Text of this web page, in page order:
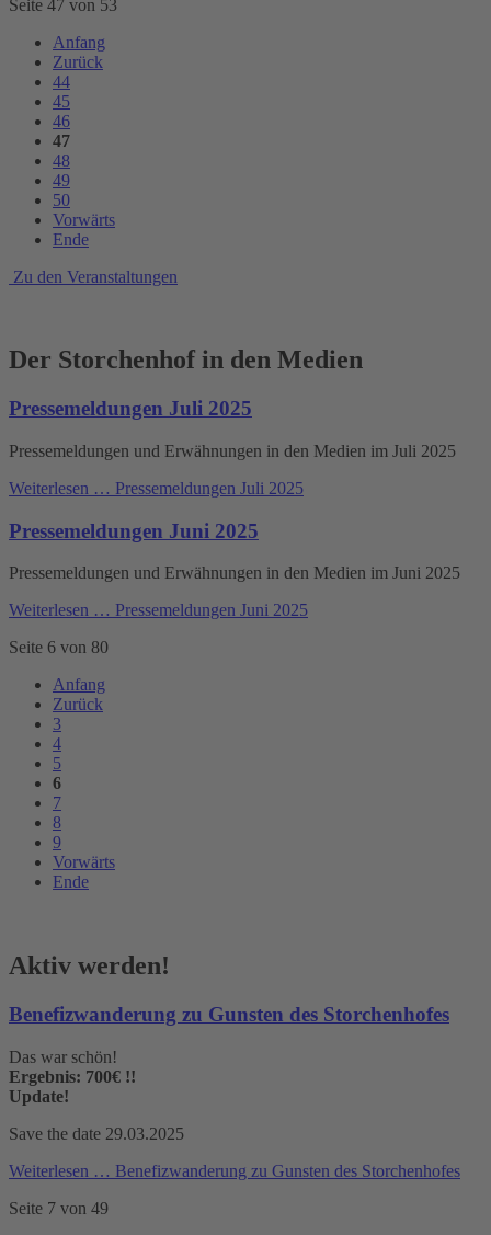
Seite 47 von 53
Anfang
Zurück
44
45
46
47
48
49
50
Vorwärts
Ende
Zu den Veranstaltungen
Der Storchenhof in den Medien
Pressemeldungen Juli 2025
Pressemeldungen und Erwähnungen in den Medien im Juli 2025
Weiterlesen … Pressemeldungen Juli 2025
Pressemeldungen Juni 2025
Pressemeldungen und Erwähnungen in den Medien im Juni 2025
Weiterlesen … Pressemeldungen Juni 2025
Seite 6 von 80
Anfang
Zurück
3
4
5
6
7
8
9
Vorwärts
Ende
Aktiv werden!
Benefizwanderung zu Gunsten des Storchenhofes
Das war schön!
Ergebnis: 700€ !!
Update!
Save the date 29.03.2025
Weiterlesen … Benefizwanderung zu Gunsten des Storchenhofes
Seite 7 von 49